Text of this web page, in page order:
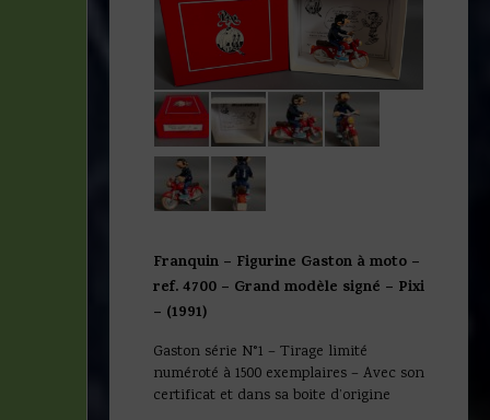
Franquin – Figurine Gaston à moto –
ref. 4700 – Grand modèle signé – Pixi
– (1991)
Gaston série N°1 – Tirage limité
numéroté à 1500 exemplaires – Avec son
certificat et dans sa boite d’origine